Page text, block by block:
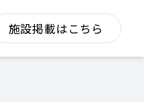
施設掲載はこちら